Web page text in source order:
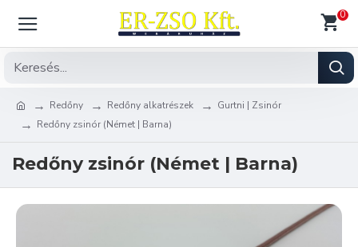
0
Redőny Redőny alkatrészek
Gurtni | Zsinór
Redőny zsinór (Német | Barna)
Redőny zsinór (Német | Barna)